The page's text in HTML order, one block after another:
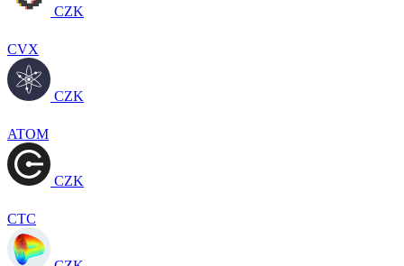
CZK
CVX
CZK
ATOM
CZK
CTC